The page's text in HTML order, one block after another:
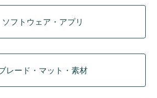
ソフトウェア・アプリ
レード・マット・素材